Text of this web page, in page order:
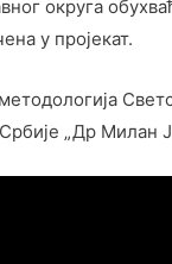
округа
у пројекат.
„Др Милан